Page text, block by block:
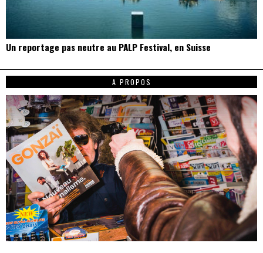
Un reportage pas neutre au PALP Festival, en Suisse
A PROPOS